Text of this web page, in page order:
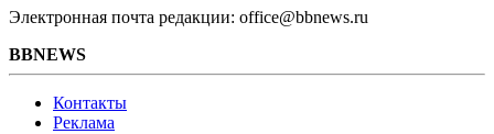
Электронная почта редакции: office@bbnews.ru
BBNEWS
Контакты
Реклама